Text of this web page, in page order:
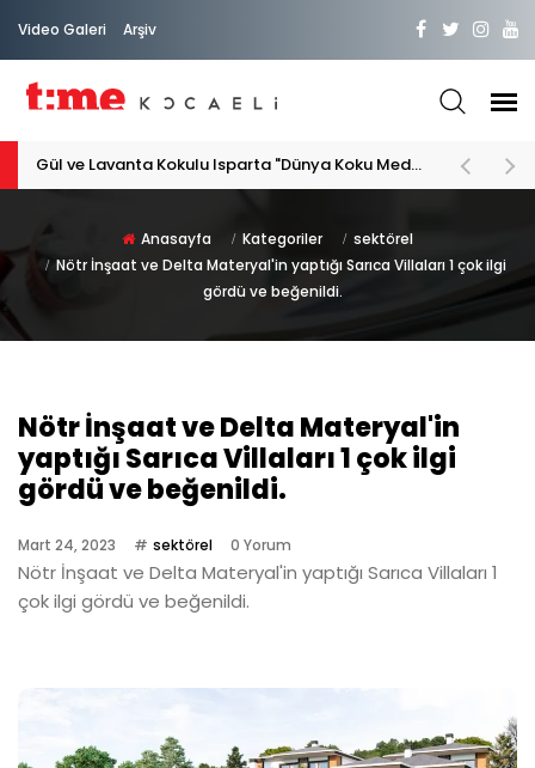
Video Galeri Arşiv
PATİLİ DOSTA HAYATIMIZA "HOŞ GELDİN" DİYORSAK
Anasayfa Kategoriler
sektörel
Nötr İnşaat ve Delta Materyal'in yaptığı Sarıca Villaları 1 çok ilgi
gördü ve beğenildi.
Nötr İnşaat ve Delta Materyal'in
yaptığı Sarıca Villaları 1 çok ilgi
gördü ve beğenildi.
Mart 24, 2023 sektörel 0 Yorum
Nötr İnşaat ve Delta Materyal'in yaptığı Sarıca Villaları 1
çok ilgi gördü ve beğenildi.